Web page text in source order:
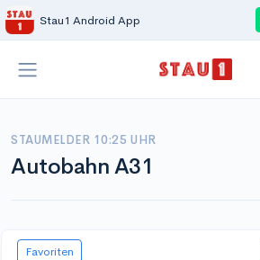
Stau1 Android App
STAUMELDER 10:25 UHR
Autobahn A31
Favoriten